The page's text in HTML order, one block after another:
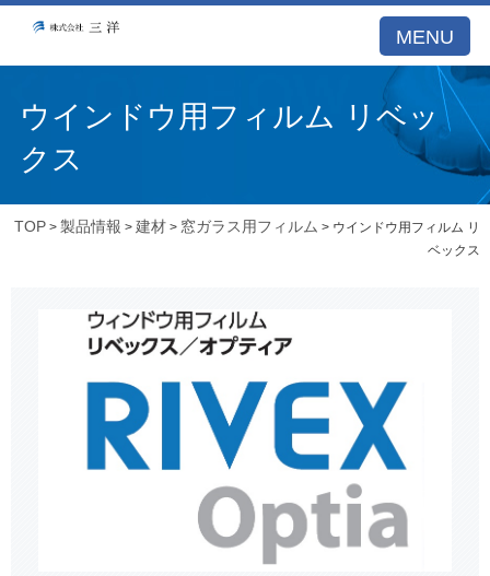
MENU
ウインドウ用フィルム リベッ
クス
TOP >製品情報 > 建材 > 窓ガラス用フィルム > ウインドウ用フィルム リ
ベックス